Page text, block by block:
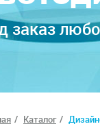
заказ
Каталог